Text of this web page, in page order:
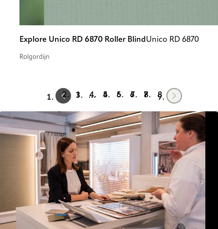
Explore Unico RD 6870 Roller Blind Unico RD 6870
Rolgordijn
Prev 1 … 4 5 6 7 8 Next